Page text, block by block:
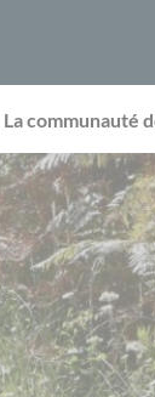
La communauté